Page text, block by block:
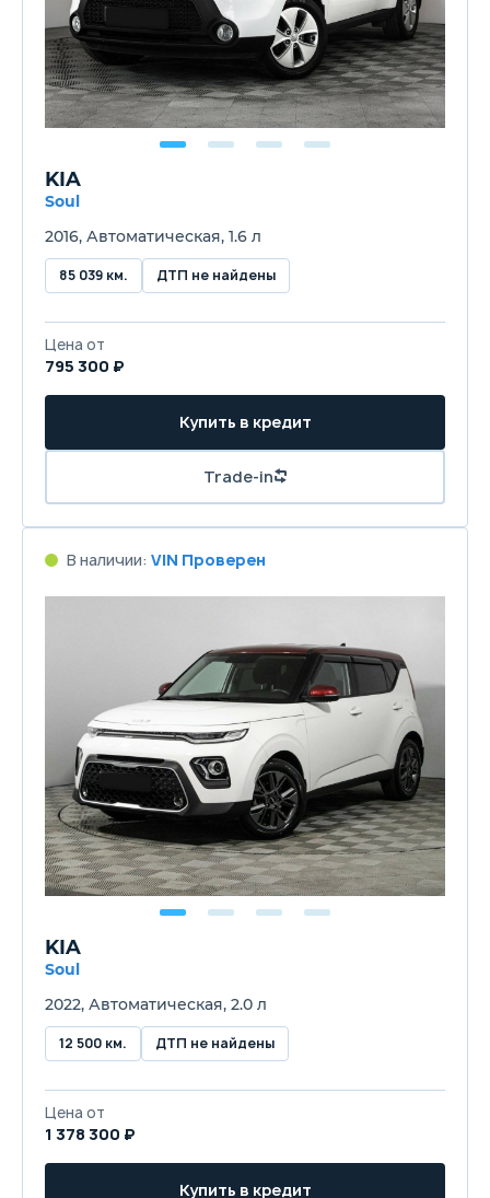
KIA
Soul
2016, Автоматическая, 1.6 л
85 039 км. ДТП не найдены
Цена от
795 300 ₽
Купить в кредит
Trade-in
В наличии: VIN Проверен
KIA
Soul
2022, Автоматическая, 2.0 л
12 500 км. ДТП не найдены
Цена от
1 378 300 ₽
Купить в кредит